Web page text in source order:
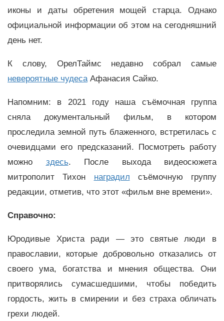
иконы и даты обретения мощей старца. Однако
официальной информации об этом на сегодняшний
день нет.
К слову, ОрелТаймс недавно собрал самые
невероятные чудесаАфанасия Сайко.
Напомним: в 2021 году наша съёмочная группа
сняла документальный фильм, в котором
проследила земной путь блаженного, встретилась с
очевидцами его предсказаний. Посмотреть работу
можно здесь. После выхода видеосюжета
митрополит Тихон наградил съёмочную группу
редакции, отметив, что этот «фильм вне времени».
Справочно:
Юродивые Христа ради — это святые люди в
православии, которые добровольно отказались от
своего ума, богатства и мнения общества. Они
притворялись сумасшедшими, чтобы победить
гордость, жить в смирении и без страха обличать
грехи людей.